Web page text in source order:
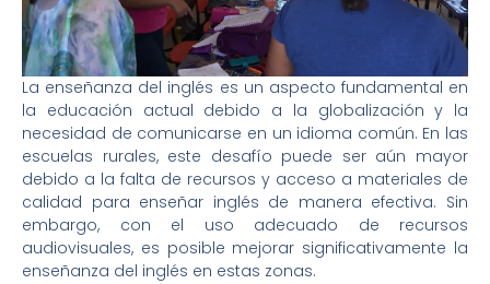
La enseñanza del inglés es un aspecto fundamental en
la educación actual debido a la globalización y la
necesidad de comunicarse en un idioma común. En las
escuelas rurales, este desafío puede ser aún mayor
debido a la falta de recursos y acceso a materiales de
calidad para enseñar inglés de manera efectiva. Sin
embargo, con el uso adecuado de recursos
audiovisuales, es posible mejorar significativamente la
enseñanza del inglés en estas zonas.